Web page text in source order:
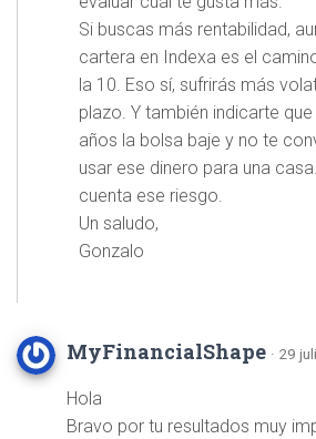
Si buscas más rentabilidad,
cartera en Indexa es el
la 10. Eso sí, sufrirás más
plazo. Y también indicarte
años la bolsa baje y no te
usar ese dinero para una
cuenta ese riesgo.
Un saludo,
Gonzalo
MyFinancialShape · 29
Hola
Bravo por tu resultados muy